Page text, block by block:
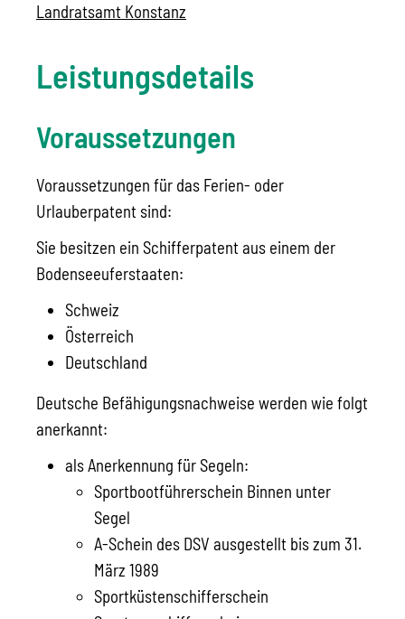
Landratsamt Konstanz
Leistungsdetails
Voraussetzungen
Voraussetzungen für das Ferien- oder
Urlauberpatent sind:
Sie besitzen ein Schifferpatent aus einem der
Bodenseeuferstaaten:
Schweiz
Österreich
Deutschland
Deutsche Befähigungsnachweise werden wie folgt
anerkannt:
als Anerkennung für Segeln:
Sportbootführerschein Binnen unter
Segel
A-Schein des DSV ausgestellt bis zum 31.
März 1989
Sportküstenschifferschein